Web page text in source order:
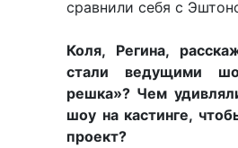
сравнили себя с
Коля, Регина,
стали ведущими
решка»? Чем
шоу на кастинге,
проект?